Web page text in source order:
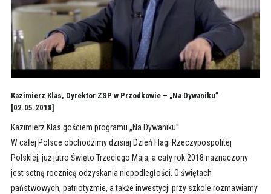
Kazimierz Klas, Dyrektor ZSP w Przodkowie – „Na Dywaniku”
[02.05.2018]
Kazimierz Klas gościem programu „Na Dywaniku”
W całej Polsce obchodzimy dzisiaj Dzień Flagi Rzeczypospolitej
Polskiej, już jutro Święto Trzeciego Maja, a cały rok 2018 naznaczony
jest setną rocznicą odzyskania niepodległości. O świętach
państwowych, patriotyzmie, a także inwestycji przy szkole rozmawiamy